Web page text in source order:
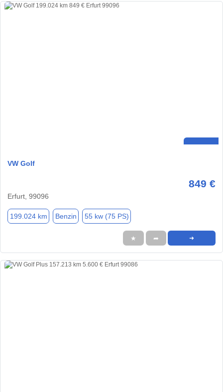
VW Golf
849 €
Erfurt, 99096
199.024 km Benzin 55 kw (75 PS)
★ ➦ ➜